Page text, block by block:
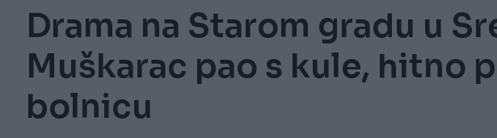
Drama na Starom gradu u
Muškarac pao s kule, hitno
bolnicu